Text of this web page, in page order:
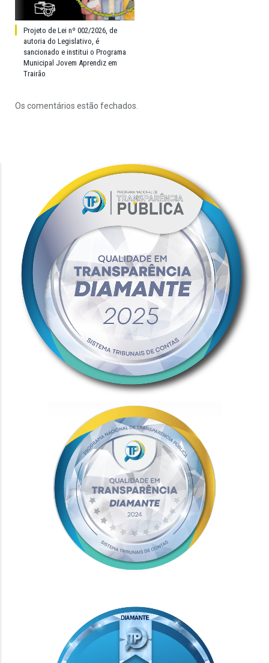
Projeto de Lei nº 002/2026, de
autoria do Legislativo, é
sancionado e institui o Programa
Municipal Jovem Aprendiz em
Trairão
Os comentários estão fechados.